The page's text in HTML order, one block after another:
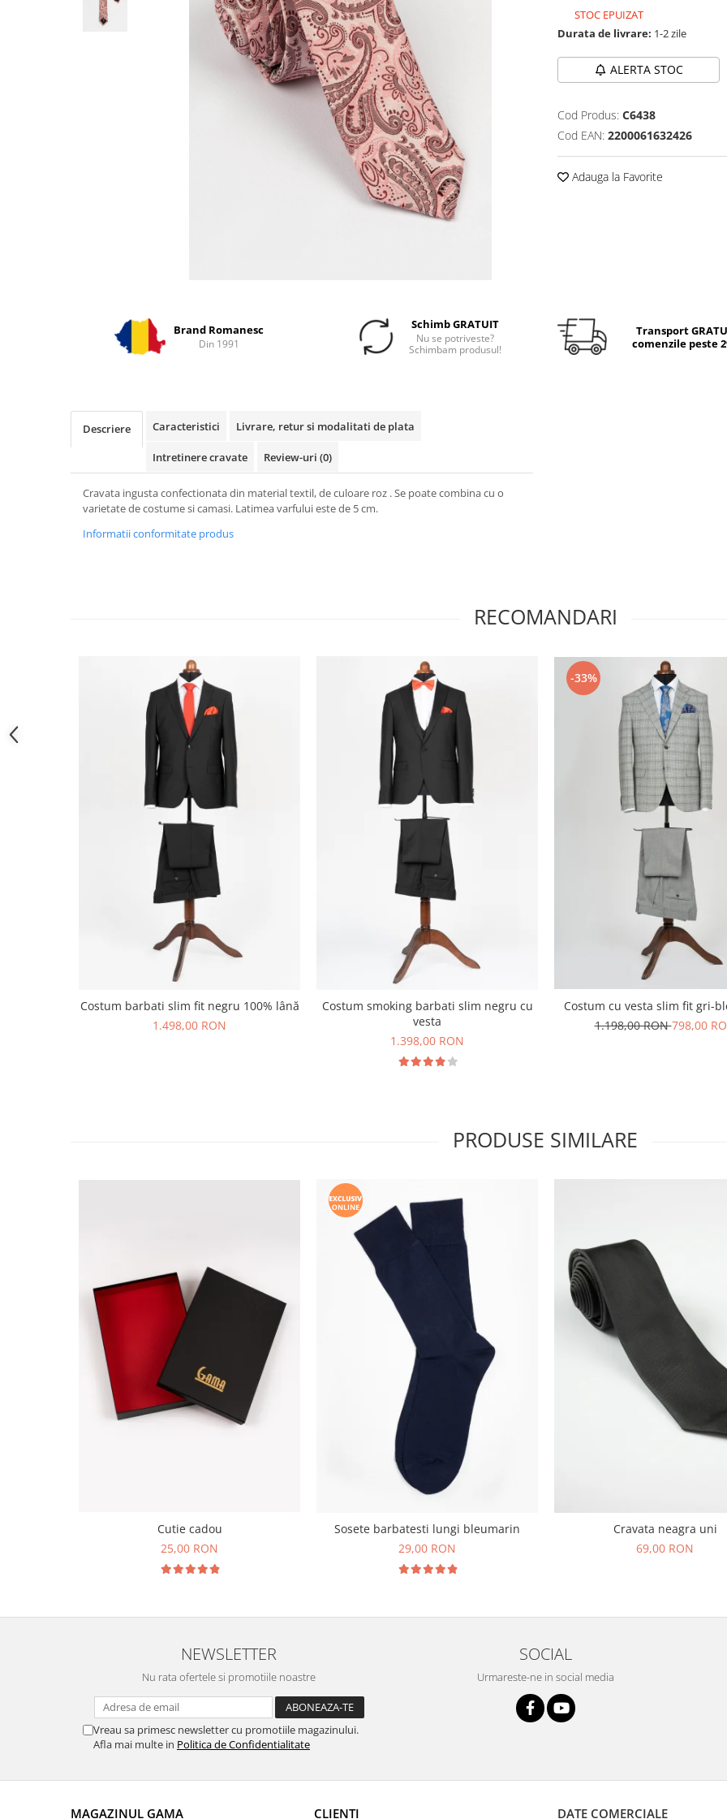
STOC EPUIZAT
Durata de livrare: 1-2 zile
ALERTA STOC
Cod Produs: C6438
Cod EAN: 2200061632426
Adauga la Favorite
Brand Romanesc
Din 1991
Schimb GRATUIT
Nu se potriveste?
Schimbam produsul!
Transport
comenzile peste
Descriere Caracteristici Livrare, retur si modalitati de plata
Intretinere cravate Review-uri (0)
Cravata ingusta confectionata din material textil, de culoare roz . Se poate combina cu o
varietate de costume si camasi. Latimea varfului este de 5 cm.
Informatii conformitate produs
RECOMANDARI
Costum barbati slim fit negru 100% lână
1.498,00 RON
Costum smoking barbati slim negru cu
vesta
1.398,00 RON
-33%
Costum cu vesta slim fit gri-
1.198,00 RON798,00
PRODUSE SIMILARE
Cutie cadou
25,00 RON
Sosete barbatesti lungi bleumarin
29,00 RON
Cravata neagra uni
69,00 RON
NEWSLETTER
Nu rata ofertele si promotiile noastre
Vreau sa primesc newsletter cu promotiile magazinului.
Afla mai multe in Politica de Confidentialitate
SOCIAL
Urmareste-ne in social media
MAGAZINUL GAMA CLIENTI DATE COMERCIALE